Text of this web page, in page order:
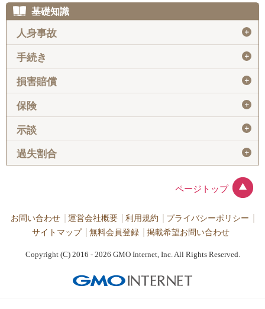
基礎知識
人身事故 ＋
手続き ＋
損害賠償 ＋
保険 ＋
示談 ＋
過失割合 ＋
ページトップ
お問い合わせ 運営会社概要 利用規約
プライバシーポリシー
サイトマップ
無料会員登録 掲載希望お問い合わせ
Copyright (C) 2016 - 2026 GMO Internet, Inc. All Rights Reserved.